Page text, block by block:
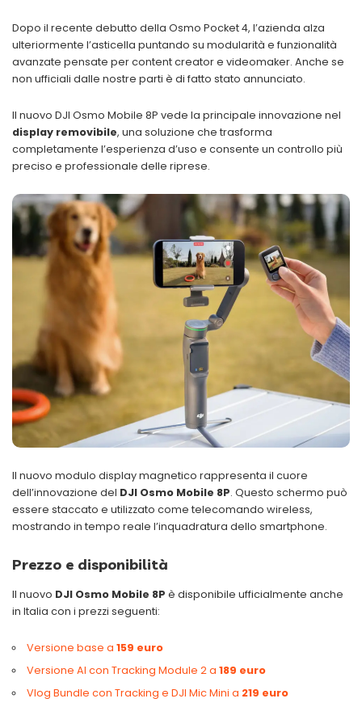
Dopo il recente debutto della Osmo Pocket 4, l’azienda alza
ulteriormente l’asticella puntando su modularità e funzionalità
avanzate pensate per content creator e videomaker. Anche se
non ufficiali dalle nostre parti è di fatto stato annunciato.
Il nuovo DJI Osmo Mobile 8P vede la principale innovazione nel
display removibile, una soluzione che trasforma
completamente l’esperienza d’uso e consente un controllo più
preciso e professionale delle riprese.
Il nuovo modulo display magnetico rappresenta il cuore
dell’innovazione del DJI Osmo Mobile 8P. Questo schermo può
essere staccato e utilizzato come telecomando wireless,
mostrando in tempo reale l’inquadratura dello smartphone.
Prezzo e disponibilità
Il nuovo DJI Osmo Mobile 8P è disponibile ufficialmente anche
in Italia con i prezzi seguenti:
Versione base a 159 euro
Versione AI con Tracking Module 2 a 189 euro
Vlog Bundle con Tracking e DJI Mic Mini a 219 euro